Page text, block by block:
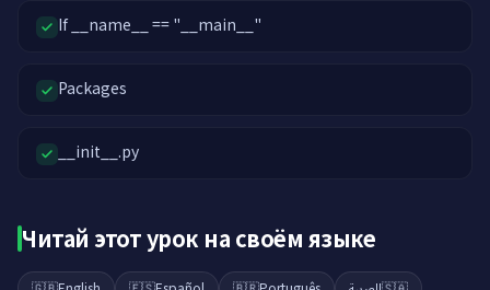
If __name__ == "__main__"
Packages
__init__.py
Читай этот урок на своём языке